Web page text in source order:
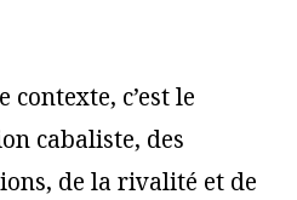
c’est le
cabaliste, des
de la rivalité et de